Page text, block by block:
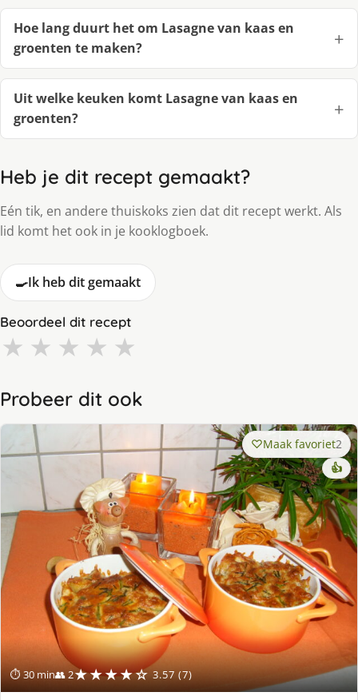
Hoe lang duurt het om Lasagne van kaas en
groenten te maken?
Uit welke keuken komt Lasagne van kaas en
groenten?
Heb je dit recept gemaakt?
Eén tik, en andere thuiskoks zien dat dit recept werkt. Als
lid komt het ook in je kooklogboek.
🍳Ik heb dit gemaakt
Beoordeel dit recept
★ ★ ★ ★ ★
Probeer dit ook
⏱ 30 min👥 2★★★★☆ 3.57 (7)
Maak favoriet2
👍